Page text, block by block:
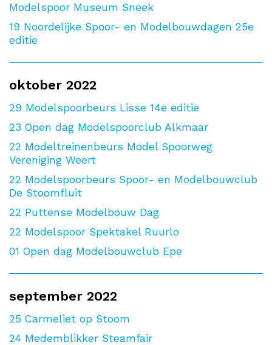
Modelspoor Museum Sneek
19 Noordelijke Spoor- en Modelbouwdagen 25e
editie
oktober 2022
29 Modelspoorbeurs Lisse 14e editie
23 Open dag Modelspoorclub Alkmaar
22 Modeltreinenbeurs Model Spoorweg
Vereniging Weert
22 Modelspoorbeurs Spoor- en Modelbouwclub
De Stoomfluit
22 Puttense Modelbouw Dag
22 Modelspoor Spektakel Ruurlo
01 Open dag Modelbouwclub Epe
september 2022
25 Carmeliet op Stoom
24 Medemblikker Steamfair